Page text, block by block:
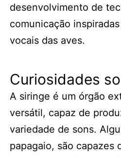
desenvolvimento de
comunicação
vocais das aves.
Curiosidades
A siringe é um órgão
versátil, capaz de
variedade de sons.
papagaio, são capazes